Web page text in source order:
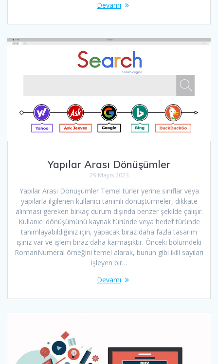
Devamı
Yapılar Arası Dönüşümler
29 Mayıs 2023
Yapılar Arası Dönüşümler Temel türler yerine sınıflar veya
yapılarla ilgilenen kullanıcı tanımlı dönüştürmeler, dikkate
alınması gereken birkaç durum dışında benzer şekilde çalışır.
Kullanıcı dönüşümünü kaynak türünde veya hedef türünde
tanımlayabildiğiniz için, yapacak biraz daha fazla tasarım
işiniz var ve işlem biraz daha karmaşıktır. Önceki bölümdeki
RomanNumeral örneğini temel alarak, bunun gibi ikili sayıları
işleyen bir…
Devamı